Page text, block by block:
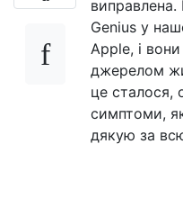
виправлена.
Genius у
Apple, і
джерелом
це сталося,
симптоми,
дякую за